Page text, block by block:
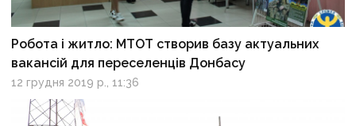
Робота і житло: МТОТ створив базу актуальних
вакансій для переселенців Донбасу
12 грудня 2019 р., 11:36